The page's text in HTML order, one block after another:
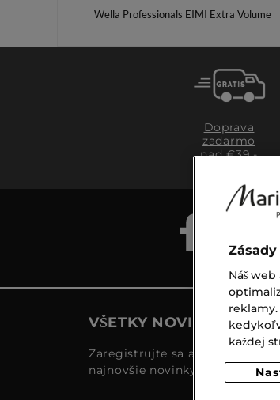
Wella Professionals EIMI Extra Volume
Doprava
zadarmo
nad €39,-
VŠETKY NOVINKY
Zaregistrujte sa a objavte naše
najnovšie novinky a akcie
Náš
každej